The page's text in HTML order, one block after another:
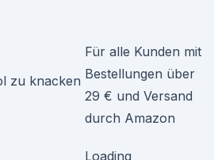
Für alle Kunden mit
Bestellungen über
29 € und Versand
durch Amazon
Loading